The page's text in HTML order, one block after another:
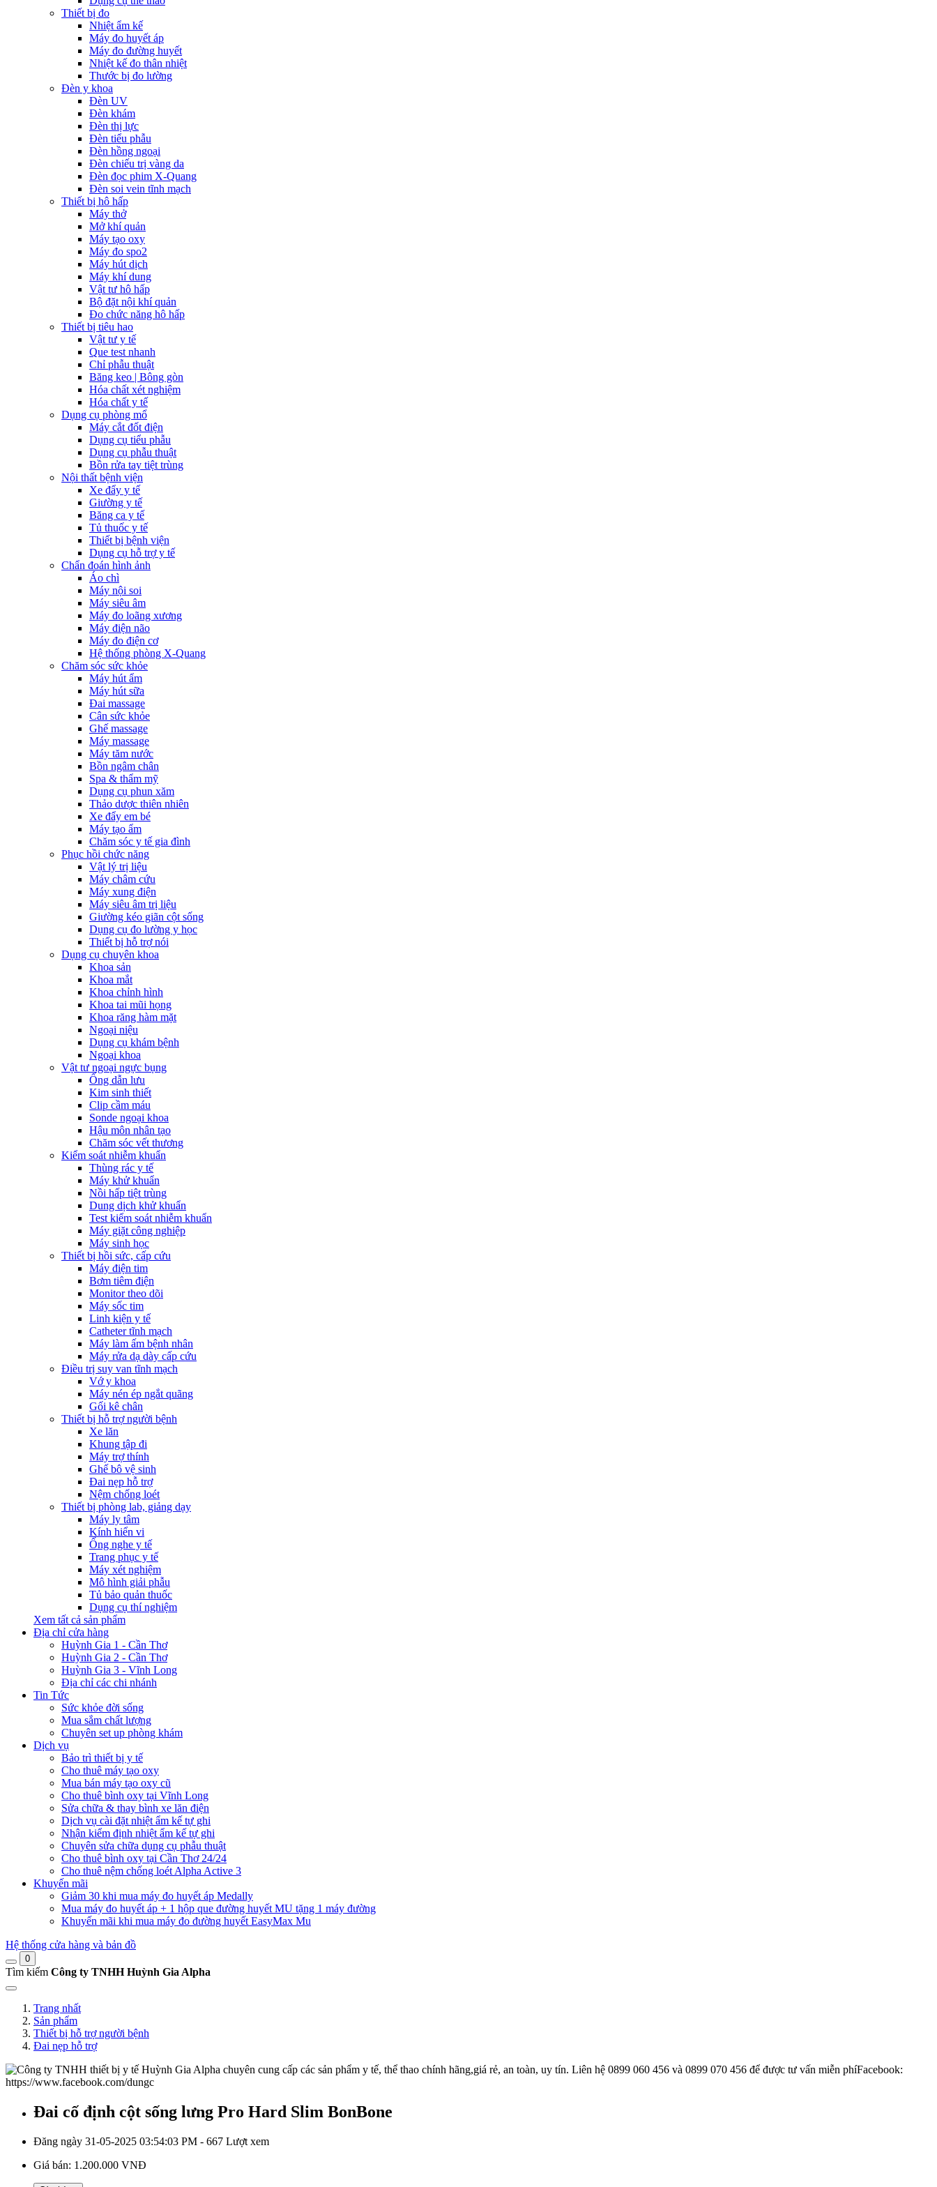
Thiết bị đo
Nhiệt ẩm kế
Máy đo huyết áp
Máy đo đường huyết
Nhiệt kế đo thân nhiệt
Thước bị đo lường
Đèn y khoa
Đèn UV
Đèn khám
Đèn thị lực
Đèn tiểu phẫu
Đèn hồng ngoại
Đèn chiếu trị vàng da
Đèn đọc phim X-Quang
Đèn soi vein tĩnh mạch
Thiết bị hô hấp
Máy thở
Mở khí quản
Máy tạo oxy
Máy đo spo2
Máy hút dịch
Máy khí dung
Vật tư hô hấp
Bộ đặt nội khí quản
Đo chức năng hô hấp
Thiết bị tiêu hao
Vật tư y tế
Que test nhanh
Chỉ phẫu thuật
Băng keo | Bông gòn
Hóa chất xét nghiệm
Hóa chất y tế
Dụng cụ phòng mổ
Máy cắt đốt điện
Dụng cụ tiểu phẫu
Dụng cụ phẫu thuật
Bồn rửa tay tiệt trùng
Nội thất bệnh viện
Xe đẩy y tế
Giường y tế
Băng ca y tế
Tủ thuốc y tế
Thiết bị bệnh viện
Dụng cụ hỗ trợ y tế
Chẩn đoán hình ảnh
Áo chì
Máy nội soi
Máy siêu âm
Máy đo loãng xương
Máy điện não
Máy đo điện cơ
Hệ thống phòng X-Quang
Chăm sóc sức khỏe
Máy hút ẩm
Máy hút sữa
Đai massage
Cân sức khỏe
Ghế massage
Máy massage
Máy tăm nước
Bồn ngâm chân
Spa & thẩm mỹ
Dụng cụ phun xăm
Thảo dược thiên nhiên
Xe đẩy em bé
Máy tạo ẩm
Chăm sóc y tế gia đình
Phục hồi chức năng
Vật lý trị liệu
Máy châm cứu
Máy xung điện
Máy siêu âm trị liệu
Giường kéo giãn cột sống
Dụng cụ đo lường y học
Thiết bị hỗ trợ nói
Dụng cụ chuyên khoa
Khoa sản
Khoa mắt
Khoa chỉnh hình
Khoa tai mũi họng
Khoa răng hàm mặt
Ngoại niệu
Dụng cụ khám bệnh
Ngoại khoa
Vật tư ngoại ngực bụng
Ống dẫn lưu
Kim sinh thiết
Clip cầm máu
Sonde ngoại khoa
Hậu môn nhân tạo
Chăm sóc vết thương
Kiểm soát nhiễm khuẩn
Thùng rác y tế
Máy khử khuẩn
Nồi hấp tiệt trùng
Dung dịch khử khuẩn
Test kiểm soát nhiễm khuẩn
Máy giặt công nghiệp
Máy sinh học
Thiết bị hồi sức, cấp cứu
Máy điện tim
Bơm tiêm điện
Monitor theo dõi
Máy sốc tim
Linh kiện y tế
Catheter tĩnh mạch
Máy làm ấm bệnh nhân
Máy rửa dạ dày cấp cứu
Điều trị suy van tĩnh mạch
Vớ y khoa
Máy nén ép ngắt quãng
Gối kê chân
Thiết bị hỗ trợ người bệnh
Xe lăn
Khung tập đi
Máy trợ thính
Ghế bô vệ sinh
Đai nẹp hỗ trợ
Nệm chống loét
Thiết bị phòng lab, giảng dạy
Máy ly tâm
Kính hiển vi
Ống nghe y tế
Trang phục y tế
Máy xét nghiệm
Mô hình giải phẫu
Tủ bảo quản thuốc
Dụng cụ thí nghiệm
Xem tất cả sản phẩm
Địa chỉ cửa hàng
Huỳnh Gia 1 - Cần Thơ
Huỳnh Gia 2 - Cần Thơ
Huỳnh Gia 3 - Vĩnh Long
Địa chỉ các chi nhánh
Tin Tức
Sức khỏe đời sống
Mua sắm chất lượng
Chuyên set up phòng khám
Dịch vụ
Bảo trì thiết bị y tế
Cho thuê máy tạo oxy
Mua bán máy tạo oxy cũ
Cho thuê bình oxy tại Vĩnh Long
Sửa chữa & thay bình xe lăn điện
Dịch vụ cài đặt nhiệt ẩm kế tự ghi
Nhận kiểm định nhiệt ẩm kế tự ghi
Chuyên sửa chữa dụng cụ phẫu thuật
Cho thuê bình oxy tại Cần Thơ 24/24
Cho thuê nệm chống loét Alpha Active 3
Khuyến mãi
Giảm 30 khi mua máy đo huyết áp Medally
Mua máy đo huyết áp + 1 hộp que đường huyết MU tặng 1 máy đường
Khuyến mãi khi mua máy đo đường huyết EasyMax Mu
Hệ thống cửa hàng và bản đồ
0
Tìm kiếm Công ty TNHH Huỳnh Gia Alpha
Trang nhất
Sản phẩm
Thiết bị hỗ trợ người bệnh
Đai nẹp hỗ trợ
Đai cố định cột sống lưng Pro Hard Slim BonBone
Đăng ngày 31-05-2025 03:54:03 PM - 667 Lượt xem
Giá bán: 1.200.000 VNĐ